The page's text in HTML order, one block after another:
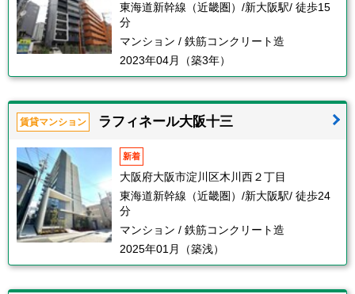
東海道新幹線（近畿圏）/新大阪駅/ 徒歩15
分
マンション / 鉄筋コンクリート造
2023年04月（築3年）
賃貸マンション ラフィネール大阪十三
新着
大阪府大阪市淀川区木川西２丁目
東海道新幹線（近畿圏）/新大阪駅/ 徒歩24
分
マンション / 鉄筋コンクリート造
2025年01月（築浅）